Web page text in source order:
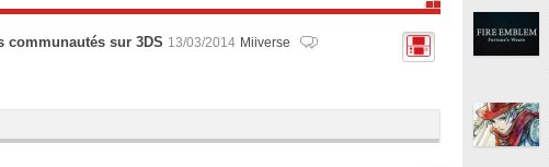
communautés sur 3DS 13/03/2014 Miiverse